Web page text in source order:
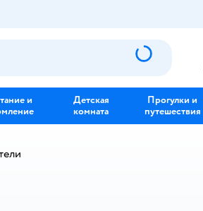
и
Детская
комната
Прогулки и
путешествия